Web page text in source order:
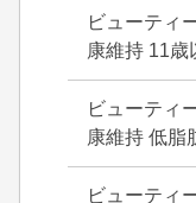
ビューティ
康維持 11歳
ビューティ
康維持 低脂
ビューティ